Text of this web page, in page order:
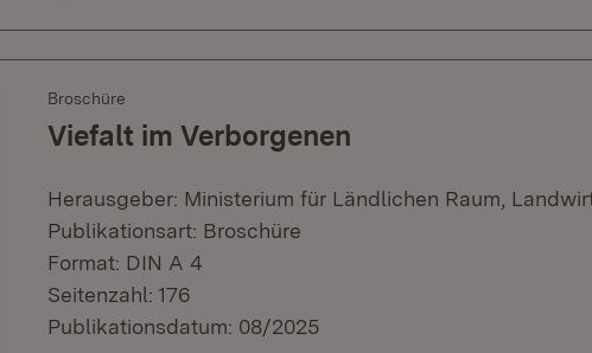
Broschüre
Viefalt im Verborgenen
Herausgeber: Ministerium für Ländlichen Raum,
Publikationsart: Broschüre
Format: DIN A 4
Seitenzahl: 176
Publikationsdatum: 08/2025